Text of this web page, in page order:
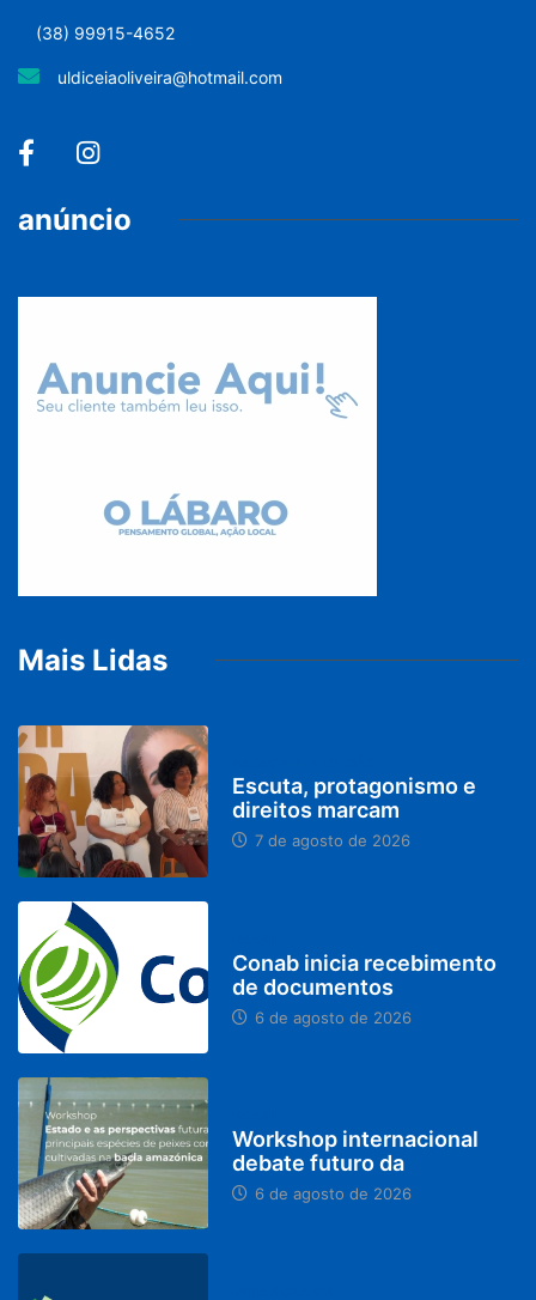
(38) 99915-4652
uldiceiaoliveira@hotmail.com
anúncio
Mais Lidas
Escuta, protagonismo e
direitos marcam
7 de agosto de 2026
Conab inicia recebimento
de documentos
6 de agosto de 2026
Workshop internacional
debate futuro da
6 de agosto de 2026